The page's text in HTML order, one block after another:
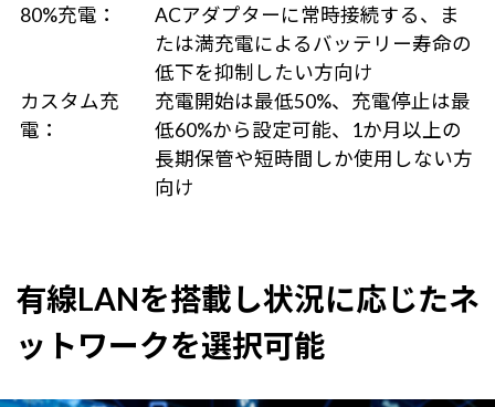
80%充電：
ACアダプターに常時接続する、ま
たは満充電によるバッテリー寿命の
低下を抑制したい方向け
カスタム充
電：
充電開始は最低50%、充電停止は最
低60%から設定可能、1か月以上の
長期保管や短時間しか使用しない方
向け
有線LANを搭載し状況に応じたネ
ットワークを選択可能